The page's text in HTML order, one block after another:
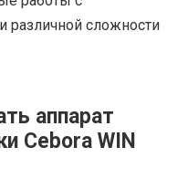
различной сложности
аппарат
Cebora WIN